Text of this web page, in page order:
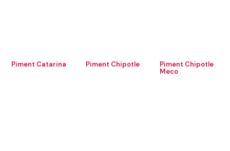
Piment Catarina Piment Chipotle
Piment Chipotle
Meco